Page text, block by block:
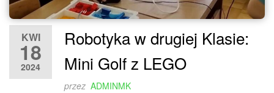
KWI
18
2024
Robotyka w drugiej Klasie:
Mini Golf z LEGO
przez ADMINMK